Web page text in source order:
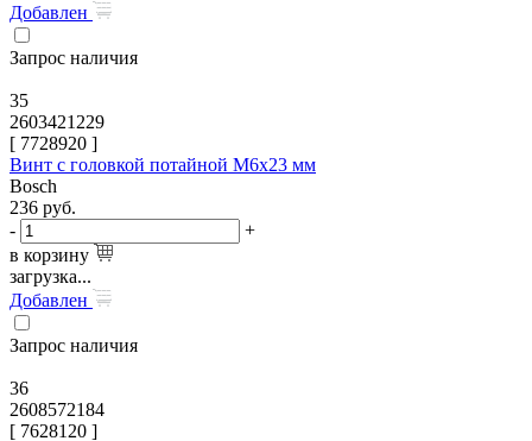
Добавлен
Запрос наличия
35
2603421229
[ 7728920 ]
Винт с головкой потайной M6x23 мм
Bosch
236 руб.
-
+
в корзину
загрузка...
Добавлен
Запрос наличия
36
2608572184
[ 7628120 ]